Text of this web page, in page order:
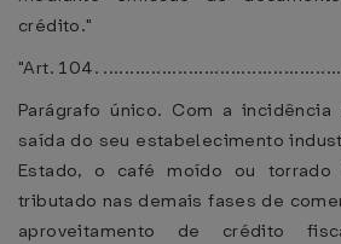
crédito."
"Art. 104.
Parágrafo único. Com a
saída do seu estabelecimento
Estado, o café moído ou torrado
tributado nas demais fases de
aproveitamento de crédito